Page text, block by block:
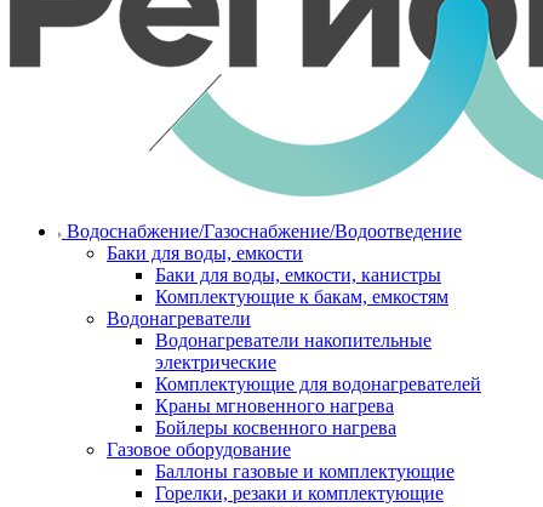
Водоснабжение/Газоснабжение/Водоотведение
Баки для воды, емкости
Баки для воды, емкости, канистры
Комплектующие к бакам, емкостям
Водонагреватели
Водонагреватели накопительные
электрические
Комплектующие для водонагревателей
Краны мгновенного нагрева
Бойлеры косвенного нагрева
Газовое оборудование
Баллоны газовые и комплектующие
Горелки, резаки и комплектующие